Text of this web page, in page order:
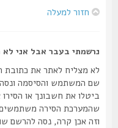
חזור למעלה
נרשמתי בעבר אבל אני לא
לא מצליח לאתר את כתובת
שם המשתמש והסיסמה ונסה
ביטלו את חשבונך או הסירו
שהמערכת הסירה משתמשים
וזה אכן קרה, נסה להרשם שוב,